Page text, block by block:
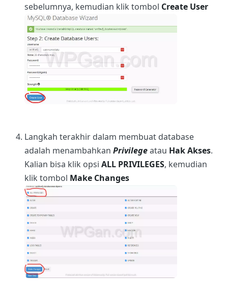
sebelumnya, kemudian klik tombol Create User
Langkah terakhir dalam membuat database
adalah menambahkan Privilegeatau Hak Akses.
Kalian bisa klik opsi ALL PRIVILEGES, kemudian
klik tombol Make Changes